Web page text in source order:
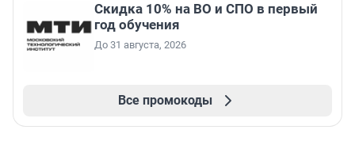
Скидка 10% на ВО и СПО в первый
год обучения
До 31 августа, 2026
Все промокоды